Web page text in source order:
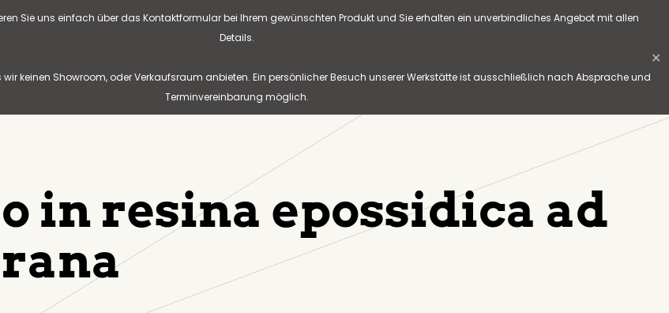
Sie uns einfach über das Kontaktformular bei Ihrem gewünschten Produkt und Sie erhalten ein unverbindliches Angebot mit allen
Details.
keinen Showroom, oder Verkaufsraum anbieten. Ein persönlicher Besuch unserer Werkstätte ist ausschließlich nach Absprache und
Terminvereinbarung möglich.
✕
in resina epossidica ad